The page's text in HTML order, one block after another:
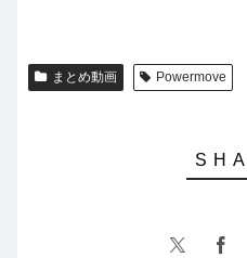
まとめ動画 Powermove